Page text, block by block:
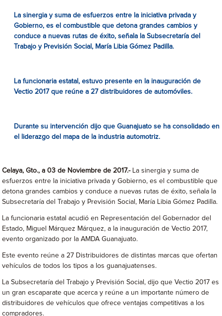
La sinergia y suma de esfuerzos entre la iniciativa privada y
Gobierno, es el combustible que detona grandes cambios y
conduce a nuevas rutas de éxito, señala la Subsecretaría del
Trabajo y Previsión Social, María Libia Gómez Padilla.
La funcionaria estatal, estuvo presente en la inauguración de
Vectio 2017 que reúne a 27 distribuidores de automóviles.
Durante su intervención dijo que Guanajuato se ha consolidado en
el liderazgo del mapa de la industria automotriz.
Celaya, Gto., a 03 de Noviembre de 2017.-La sinergia y suma de
esfuerzos entre la iniciativa privada y Gobierno, es el combustible que
detona grandes cambios y conduce a nuevas rutas de éxito, señala la
Subsecretaría del Trabajo y Previsión Social, María Libia Gómez Padilla.
La funcionaria estatal acudió en Representación del Gobernador del
Estado, Miguel Márquez Márquez, a la inauguración de Vectio 2017,
evento organizado por la AMDA Guanajuato.
Este evento reúne a 27 Distribuidores de distintas marcas que ofertan
vehículos de todos los tipos a los guanajuatenses.
La Subsecretaría del Trabajo y Previsión Social, dijo que Vectio 2017 es
un gran escaparate que acerca y reúne a un importante número de
distribuidores de vehículos que ofrece ventajas competitivas a los
compradores.